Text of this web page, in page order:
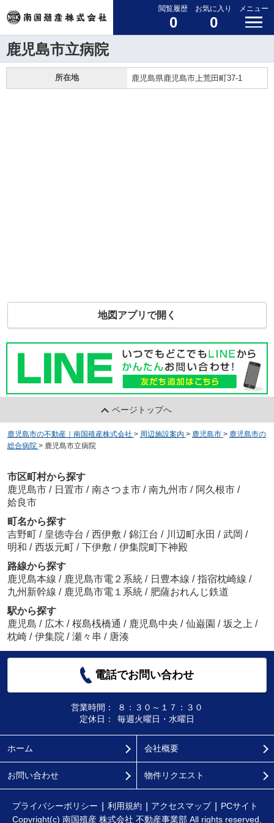
閲覧履歴
0
お気に入り
0
メニュー
鹿児島市立病院
所在地 鹿児島県鹿児島市上荒田町37-1
地図アプリで開く
ページトップへ
鹿児島市の不動産｜南国殖産株式会社 > 周辺施設案内 > 鹿児島市 > 鹿児島市の
総合病院 > 鹿児島市立病院
市区町村から探す
鹿児島市 / 日置市 / 南さつま市 / 南九州市 / 阿久根市 /
姶良市
町名から探す
吉野町 / 皇徳寺台 / 西伊敷 / 錦江台 / 川辺町永田 / 武岡 /
明和 / 西坂元町 / 下伊敷 / 伊集院町下神殿
路線から探す
鹿児島本線 / 鹿児島市電２系統 / 日豊本線 / 指宿枕崎線 /
九州新幹線 / 鹿児島市電１系統 / 肥薩おれんじ鉄道
駅から探す
鹿児島 / 広木 / 桜島桟橋通 / 鹿児島中央 / 仙巌園 / 坂之上 /
枕崎 / 伊集院 / 瀬々串 / 唐湊
電話でお問い合わせ
営業時間：
８：３０～１７：３０
定休日：
毎週火曜日・水曜日
ホーム 会社概要
お問い合わせ 物件リクエスト
プライバシーポリシー 利用規約 アクセスマップ
PCサイト
Copyright(c) 南国殖産 株式会社 不動産事業部 All rights reserved.